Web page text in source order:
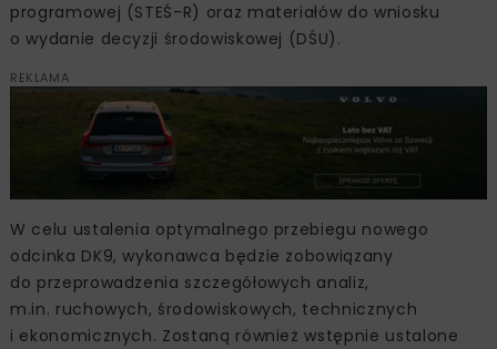
programowej (STEŚ-R) oraz materiałów do wniosku
o wydanie decyzji środowiskowej (DŚU).
REKLAMA
W celu ustalenia optymalnego przebiegu nowego
odcinka DK9, wykonawca będzie zobowiązany
do przeprowadzenia szczegółowych analiz,
m.in. ruchowych, środowiskowych, technicznych
i ekonomicznych. Zostaną również wstępnie ustalone